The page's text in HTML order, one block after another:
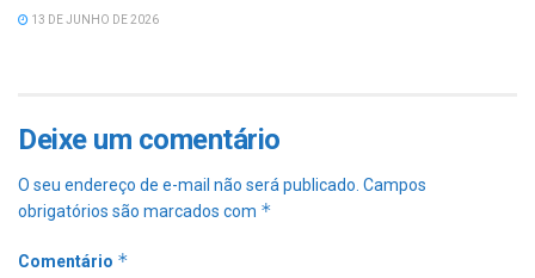
13 DE JUNHO DE 2026
Deixe um comentário
O seu endereço de e-mail não será publicado. Campos
obrigatórios são marcados com *
Comentário *